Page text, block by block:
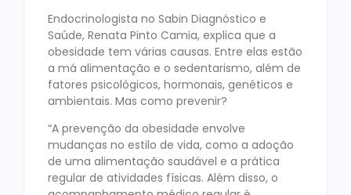
Endocrinologista no Sabin Diagnóstico e
Saúde, Renata Pinto Camia, explica que a
obesidade tem várias causas. Entre elas estão
a má alimentação e o sedentarismo, além de
fatores psicológicos, hormonais, genéticos e
ambientais. Mas como prevenir?
“A prevenção da obesidade envolve
mudanças no estilo de vida, como a adoção
de uma alimentação saudável e a prática
regular de atividades físicas. Além disso, o